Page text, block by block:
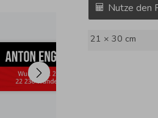
Nutze den
21 × 30 cm